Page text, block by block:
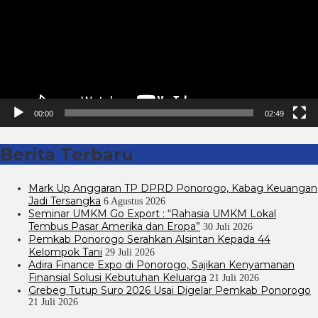
00:00 02:49
Berita Terbaru
Mark Up Anggaran TP DPRD Ponorogo, Kabag Keuangan
Jadi Tersangka 6 Agustus 2026
Seminar UMKM Go Export : “Rahasia UMKM Lokal
Tembus Pasar Amerika dan Eropa” 30 Juli 2026
Pemkab Ponorogo Serahkan Alsintan Kepada 44
Kelompok Tani 29 Juli 2026
Adira Finance Expo di Ponorogo, Sajikan Kenyamanan
Finansial Solusi Kebutuhan Keluarga 21 Juli 2026
Grebeg Tutup Suro 2026 Usai Digelar Pemkab Ponorogo
21 Juli 2026